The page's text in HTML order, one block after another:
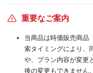
重要なご案内
当商品は時価販売商品
索タイミングにより、
や、プラン内容が変更
後の変更もできません。